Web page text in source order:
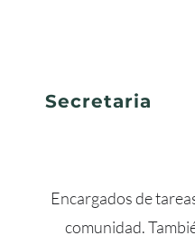
Secretaria
Encargados de
comunidad.